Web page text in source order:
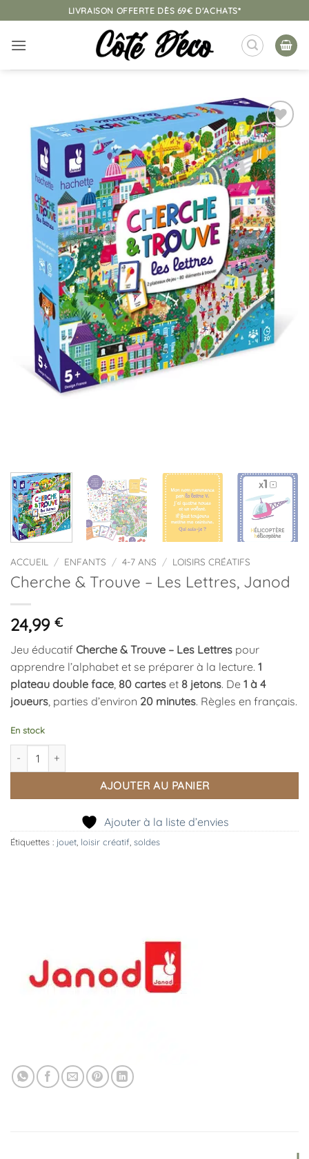
au
contenu
LIVRAISON OFFERTE DÈS 69€ D'ACHATS*
Ajouter
à la
liste
d’envies
ACCUEIL / ENFANTS / 4-7 ANS / LOISIRS CRÉATIFS
Cherche & Trouve – Les Lettres, Janod
24,99 €
Jeu éducatif Cherche & Trouve – Les Lettres pour
apprendre l’alphabet et se préparer à la lecture. 1
plateau double face, 80 cartes et 8 jetons. De 1 à 4
joueurs, parties d’environ 20 minutes. Règles en français.
En stock
quantité de Cherche & Trouve – Les Lettres, Janod
AJOUTER AU PANIER
Ajouter à la liste d’envies
Étiquettes : jouet loisir créatif soldes